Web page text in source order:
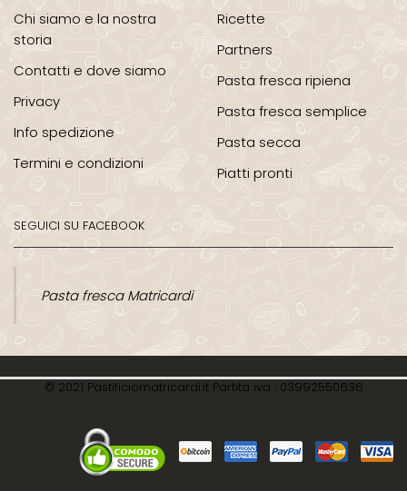
Chi siamo e la nostra
storia
Contatti e dove siamo
Privacy
Info spedizione
Termini e condizioni
Ricette
Partners
Pasta fresca ripiena
Pasta fresca semplice
Pasta secca
Piatti pronti
SEGUICI SU FACEBOOK
Pasta fresca Matricardi
© 2021 Pastificiomatricardi.it Partita iva : 03992550636